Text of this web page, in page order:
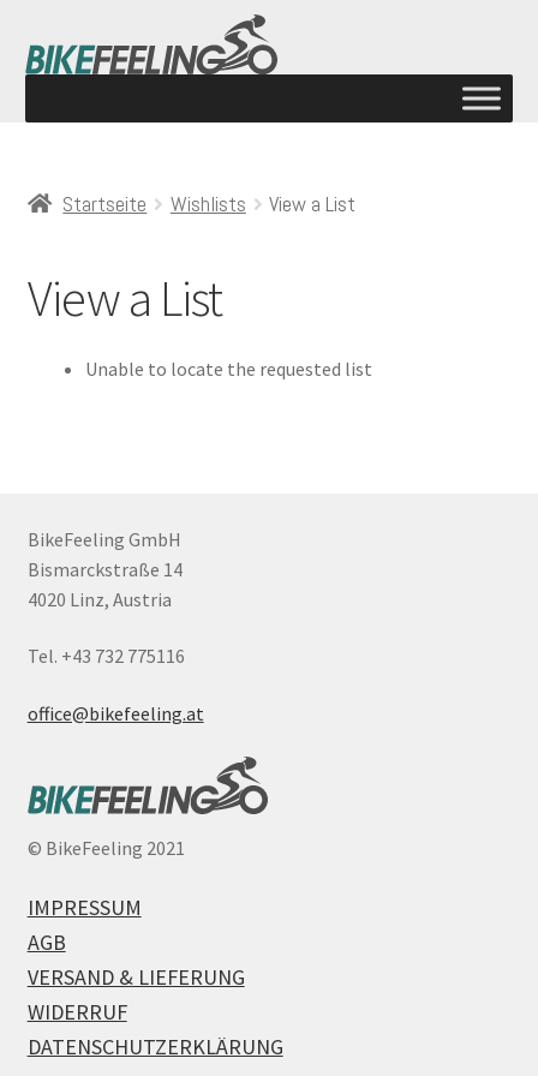
Startseite Wishlists View a List
View a List
Unable to locate the requested list
BikeFeeling GmbH
Bismarckstraße 14
4020 Linz, Austria
Tel. +43 732 775116
office@bikefeeling.at
© BikeFeeling 2021
IMPRESSUM
AGB
VERSAND & LIEFERUNG
WIDERRUF
DATENSCHUTZERKLÄRUNG